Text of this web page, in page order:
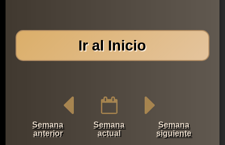
Ir al Inicio
Semana
anterior
Semana
actual
Semana
siguiente